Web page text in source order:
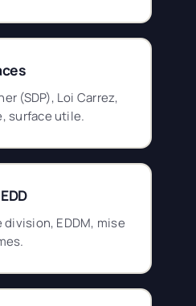
(SDP), Loi Carrez,
surface utile.
EDDM, mise